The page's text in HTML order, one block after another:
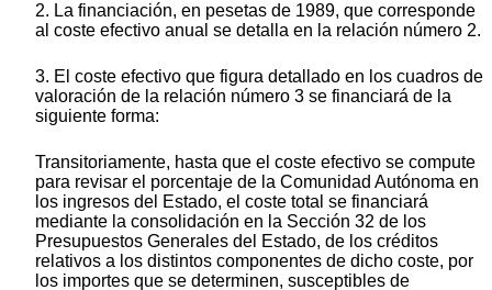
2. La financiación, en pesetas de 1989, que corresponde
al coste efectivo anual se detalla en la relación número 2.
3. El coste efectivo que figura detallado en los cuadros de
valoración de la relación número 3 se financiará de la
siguiente forma:
Transitoriamente, hasta que el coste efectivo se compute
para revisar el porcentaje de la Comunidad Autónoma en
los ingresos del Estado, el coste total se financiará
mediante la consolidación en la Sección 32 de los
Presupuestos Generales del Estado, de los créditos
relativos a los distintos componentes de dicho coste, por
los importes que se determinen, susceptibles de